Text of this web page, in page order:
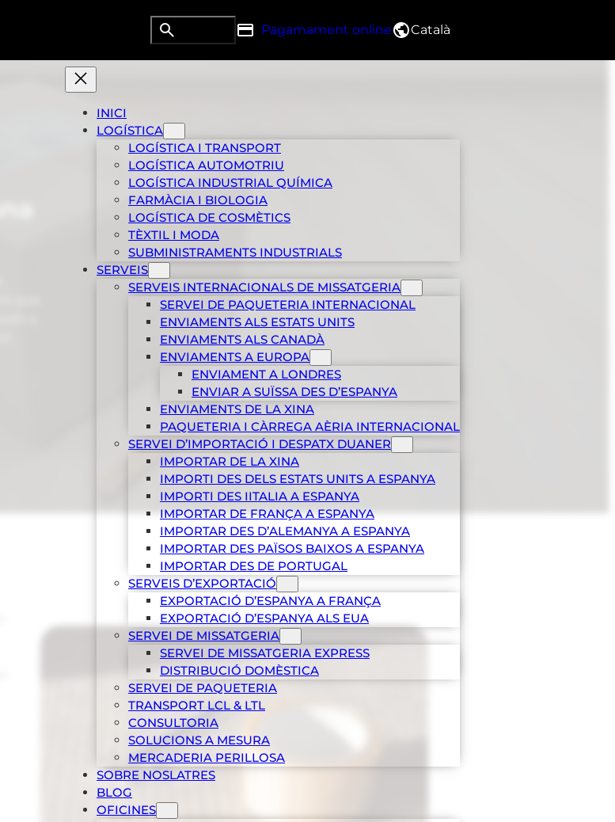
Search Pagamament online Català
INICI
LOGÍSTICA
LOGÍSTICA I TRANSPORT
LOGÍSTICA AUTOMOTRIU
LOGÍSTICA INDUSTRIAL QUÍMICA
FARMÀCIA I BIOLOGIA
LOGÍSTICA DE COSMÈTICS
TÈXTIL I MODA
SUBMINISTRAMENTS INDUSTRIALS
SERVEIS
SERVEIS INTERNACIONALS DE MISSATGERIA
SERVEI DE PAQUETERIA INTERNACIONAL
ENVIAMENTS ALS ESTATS UNITS
ENVIAMENTS ALS CANADÀ
ENVIAMENTS A EUROPA
ENVIAMENT A LONDRES
ENVIAR A SUÏSSA DES D’ESPANYA
ENVIAMENTS DE LA XINA
PAQUETERIA I CÀRREGA AÈRIA INTERNACIONAL
SERVEI D’IMPORTACIÓ I DESPATX DUANER
IMPORTAR DE LA XINA
IMPORTI DES DELS ESTATS UNITS A ESPANYA
IMPORTI DES IITALIA A ESPANYA
IMPORTAR DE FRANÇA A ESPANYA
IMPORTAR DES D’ALEMANYA A ESPANYA
IMPORTAR DES PAÏSOS BAIXOS A ESPANYA
IMPORTAR DES DE PORTUGAL
SERVEIS D’EXPORTACIÓ
EXPORTACIÓ D’ESPANYA A FRANÇA
EXPORTACIÓ D’ESPANYA ALS EUA
SERVEI DE MISSATGERIA
SERVEI DE MISSATGERIA EXPRESS
DISTRIBUCIÓ DOMÈSTICA
SERVEI DE PAQUETERIA
TRANSPORT LCL & LTL
CONSULTORIA
SOLUCIONS A MESURA
MERCADERIA PERILLOSA
SOBRE NOSLATRES
BLOG
OFICINES